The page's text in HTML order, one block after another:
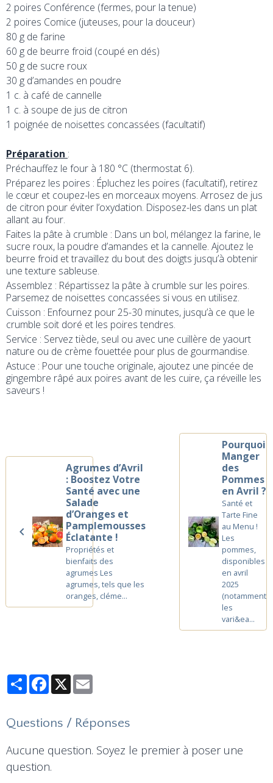
2 poires Conférence (fermes, pour la tenue)
2 poires Comice (juteuses, pour la douceur)
80 g de farine
60 g de beurre froid (coupé en dés)
50 g de sucre roux
30 g d’amandes en poudre
1 c. à café de cannelle
1 c. à soupe de jus de citron
1 poignée de noisettes concassées (facultatif)
Préparation :
Préchauffez le four à 180 °C (thermostat 6).
Préparez les poires : Épluchez les poires (facultatif), retirez
le cœur et coupez-les en morceaux moyens. Arrosez de jus
de citron pour éviter l’oxydation. Disposez-les dans un plat
allant au four.
Faites la pâte à crumble : Dans un bol, mélangez la farine, le
sucre roux, la poudre d’amandes et la cannelle. Ajoutez le
beurre froid et travaillez du bout des doigts jusqu’à obtenir
une texture sableuse.
Assemblez : Répartissez la pâte à crumble sur les poires.
Parsemez de noisettes concassées si vous en utilisez.
Cuisson : Enfournez pour 25-30 minutes, jusqu’à ce que le
crumble soit doré et les poires tendres.
Service : Servez tiède, seul ou avec une cuillère de yaourt
nature ou de crème fouettée pour plus de gourmandise.
Astuce : Pour une touche originale, ajoutez une pincée de
gingembre râpé aux poires avant de les cuire, ça réveille les
saveurs !
Agrumes d’Avril
: Boostez Votre
Santé avec une
Salade
d’Oranges et
Pamplemousses
Éclatante !
Propriétés et
bienfaits des
agrumes Les
agrumes, tels que les
oranges, cléme...
Pourquoi
Manger
des
Pommes
en Avril ?
Santé et
Tarte Fine
au Menu !
Les
pommes,
disponibles
en avril
2025
(notamment
les
vari&ea...
PartagerFacebook
X
Questions / Réponses
Aucune question. Soyez le premier à poser une
question.